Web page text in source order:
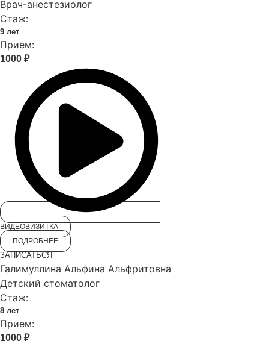
Врач-анестезиолог
Стаж:
9 лет
Прием:
1000 ₽
ВИДЕОВИЗИТКА
ПОДРОБНЕЕ
ЗАПИСАТЬСЯ
Галимуллина Альфина Альфритовна
Детский стоматолог
Стаж:
8 лет
Прием:
1000 ₽